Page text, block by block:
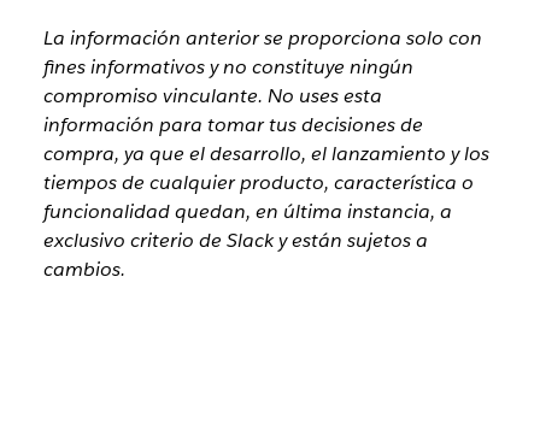
La información anterior se proporciona solo con
fines informativos y no constituye ningún
compromiso vinculante. No uses esta
información para tomar tus decisiones de
compra, ya que el desarrollo, el lanzamiento y los
tiempos de cualquier producto, característica o
funcionalidad quedan, en última instancia, a
exclusivo criterio de Slack y están sujetos a
cambios.